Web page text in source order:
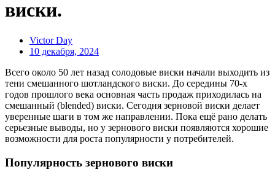
виски.
Victor Day
10 декабря, 2024
Всего около 50 лет назад солодовые виски начали выходить из
тени смешанного шотландского виски. До середины 70-х
годов прошлого века основная часть продаж приходилась на
смешанный (blended) виски. Сегодня зерновой виски делает
уверенные шаги в том же направлении. Пока ещё рано делать
серьезные выводы, но у зернового виски появляются хорошие
возможности для роста популярности у потребителей.
Популярность зернового виски